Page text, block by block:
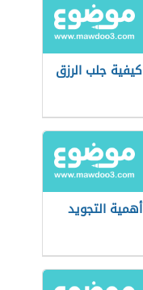
كيفية جلب الرزق
أهمية التجويد